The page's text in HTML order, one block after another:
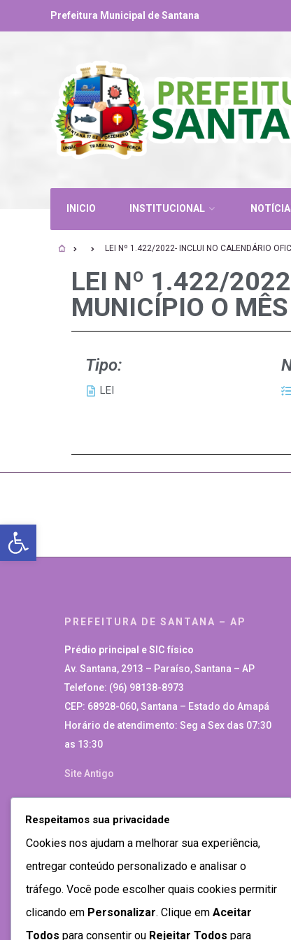
Abrir a barra de ferramentas
Prefeitura Municipal de Santana
INICIO INSTITUCIONAL
LEI Nº 1.422/2022- INCLUI NO CALENDÁRIO
LEI Nº 1.422/
MUNICÍPIO O
Tipo:
LEI
PREFEITURA DE SANTANA – AP
Prédio principal e SIC físico
Av. Santana, 2913 – Paraíso, Santana – AP
Telefone: (96) 98138-8973
CEP: 68928-060, Santana – Estado do Amapá
Horário de atendimento: Seg a Sex das 07:30
as 13:30
Site Antigo
Respeitamos sua privacidade
Cookies nos ajudam a melhorar sua experiência,
entregar conteúdo personalizado e analisar o
tráfego. Você pode escolher quais cookies permitir
clicando em Personalizar. Clique em Aceitar
Todos para consentir ou Rejeitar Todos para